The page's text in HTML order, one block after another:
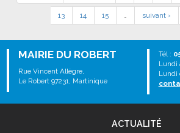
13 14 15 … suivant ›
MAIRIE DU ROBERT
Rue Vincent Allègre,
Le Robert 97231, Martinique
Tél :
Lundi
Lundi
ACTUALITÉ